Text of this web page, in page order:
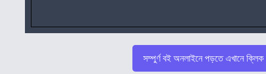
সম্পুর্ণ বই অনলাইনে পড়তে এখানে